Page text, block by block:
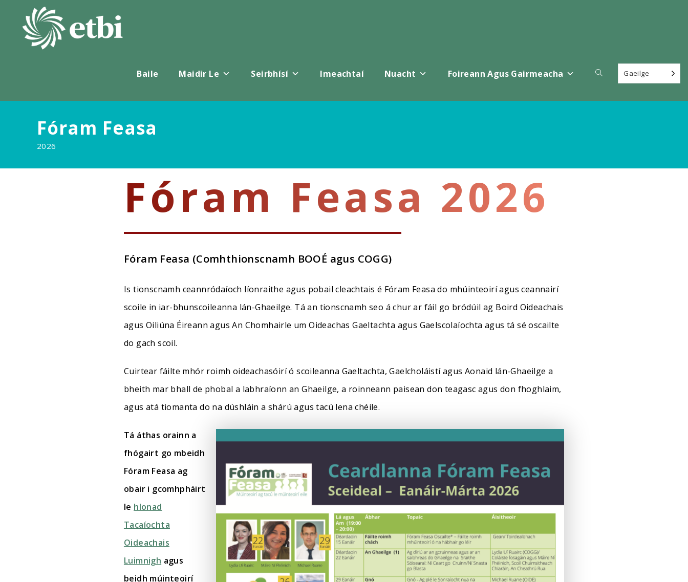
Baile Maidir Le Seirbhísí Imeachtaí Nuacht Foireann Agus Gairmeacha ScoránaighGaeilge
Fóram Feasa
2026
Fóram Feasa 2026
Fóram Feasa (Comhthionscnamh BOOÉ agus COGG)
Is tionscnamh ceannródaíoch líonraithe agus pobail cleachtais é Fóram Feasa do mhúinteoirí agus ceannairí
scoile in iar-bhunscoileanna lán-Ghaeilge. Tá an tionscnamh seo á chur ar fáil go bródúil ag Boird Oideachais
agus Oiliúna Éireann agus An Chomhairle um Oideachas Gaeltachta agus Gaelscolaíochta agus tá sé oscailte
do gach scoil.
Cuirtear fáilte mhór roimh oideachasóirí ó scoileanna Gaeltachta, Gaelcholáistí agus Aonaid lán-Ghaeilge a
bheith mar bhall de phobal a labhraíonn an Ghaeilge, a roinneann paisean don teagasc agus don fhoghlaim,
agus atá tiomanta do na dúshláin a shárú agus tacú lena chéile.
Tá áthas orainn a
fhógairt go mbeidh
Fóram Feasa ag
obair i gcomhpháirt
le hIonad
Tacaíochta
Oideachais
Luimnigh agus
beidh múinteoirí